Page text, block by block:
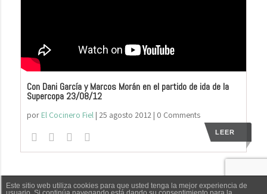
Con Dani García y Marcos Morán en el partido de ida de la
Supercopa 23/08/12
por El Cocinero Fiel| 25 agosto 2012| 0 Comments
LEER
Este sitio web utiliza cookies para que usted tenga la mejor experiencia de